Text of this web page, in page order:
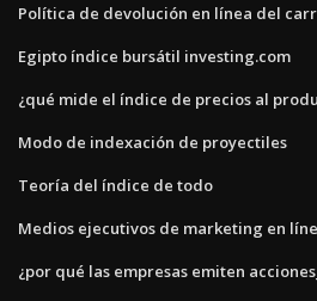
Política de devolución en línea del
Egipto índice bursátil investing.com
¿qué mide el índice de precios al
Modo de indexación de proyectiles
Teoría del índice de todo
Medios ejecutivos de marketing en
¿por qué las empresas emiten acciones_